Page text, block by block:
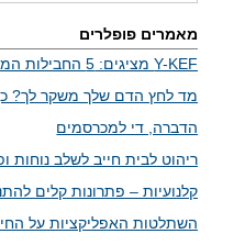
מאמרים פופלרים
Y-KEF מציגים: 5 החבילות המומלצות ביותר לימי כיף וגיבוש
מד לחץ הדם שלך משקר לך?
הדברה, די למכרסמים
ריהוט לבית חייב לשלב נוחות
קלנועיות – פתרונות קלים
השתלטות האפליקציות על